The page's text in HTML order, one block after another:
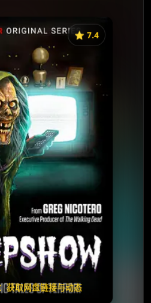
⭐️ 7.4
获取网盘链接与动态
7.4 | 🎬 2019年
已完结
克网盘
失效请反馈